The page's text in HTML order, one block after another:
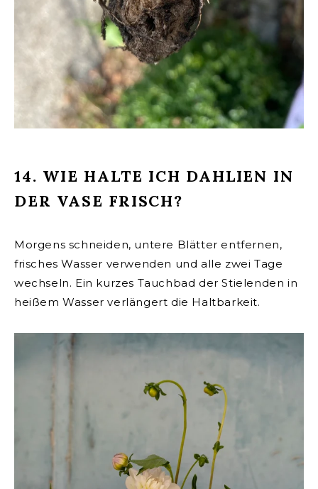
14. WIE HALTE ICH DAHLIEN IN
DER VASE FRISCH?
Morgens schneiden, untere Blätter entfernen,
frisches Wasser verwenden und alle zwei Tage
wechseln. Ein kurzes Tauchbad der Stielenden in
heißem Wasser verlängert die Haltbarkeit.